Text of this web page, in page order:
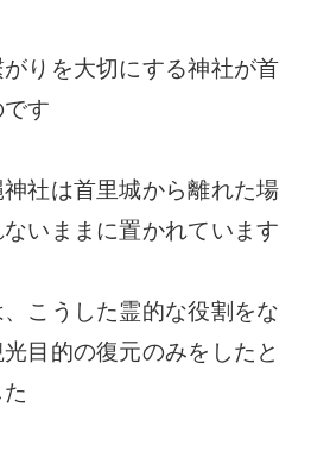
りを大切にする神社が首
す
社は首里城から離れた場
いままに置かれています
こうした霊的な役割をな
目的の復元のみをしたと